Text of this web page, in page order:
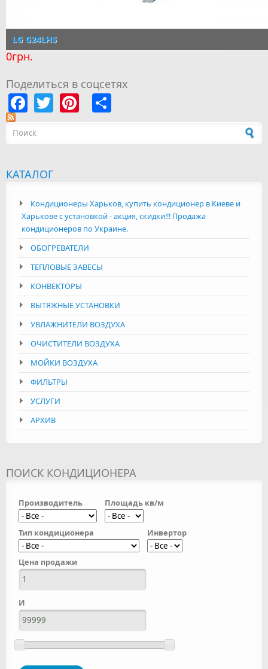
LG G24LHS
0грн.
Поделиться в соцсетях
Facebook
TwitterPinterest
Форма поиска
КАТАЛОГ
Кондиционеры Харьков, купить кондиционер в Киеве и
Харькове с установкой - акция, скидки!!! Продажа
кондиционеров по Украине.
ОБОГРЕВАТЕЛИ
ТЕПЛОВЫЕ ЗАВЕСЫ
КОНВЕКТОРЫ
ВЫТЯЖНЫЕ УСТАНОВКИ
УВЛАЖНИТЕЛИ ВОЗДУХА
ОЧИСТИТЕЛИ ВОЗДУХА
МОЙКИ ВОЗДУХА
ФИЛЬТРЫ
УСЛУГИ
АРХИВ
ПОИСК КОНДИЦИОНЕРА
Производитель Площадь кв/м
Тип кондиционера Инвертор
Цена продажи
И